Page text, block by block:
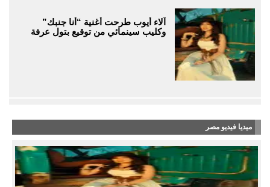
آلاء أيوب طرحت أغنية “أنا جنبك”
وكليب سينمائي من توقيع بتول عرفة
ميديا فيديو مصر